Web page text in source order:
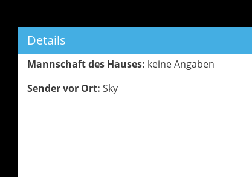
Details
Mannschaft des Hauses: keine Angaben
Sender vor Ort: Sky